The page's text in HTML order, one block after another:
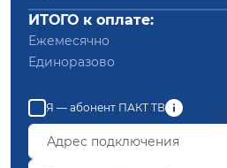
ИТОГО к оплате:
Ежемесячно
Единоразово
Я — абонент ПАКТ ТВ